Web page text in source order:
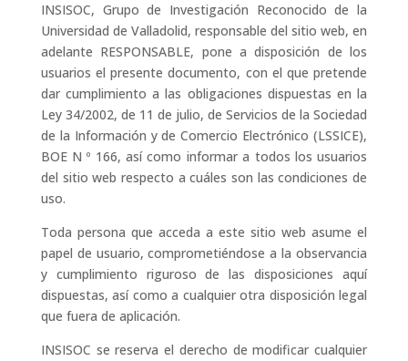
INSISOC, Grupo de Investigación Reconocido de la
Universidad de Valladolid, responsable del sitio web, en
adelante RESPONSABLE, pone a disposición de los
usuarios el presente documento, con el que pretende
dar cumplimiento a las obligaciones dispuestas en la
Ley 34/2002, de 11 de julio, de Servicios de la Sociedad
de la Información y de Comercio Electrónico (LSSICE),
BOE N º 166, así como informar a todos los usuarios
del sitio web respecto a cuáles son las condiciones de
uso.
Toda persona que acceda a este sitio web asume el
papel de usuario, comprometiéndose a la observancia
y cumplimiento riguroso de las disposiciones aquí
dispuestas, así como a cualquier otra disposición legal
que fuera de aplicación.
INSISOC se reserva el derecho de modificar cualquier